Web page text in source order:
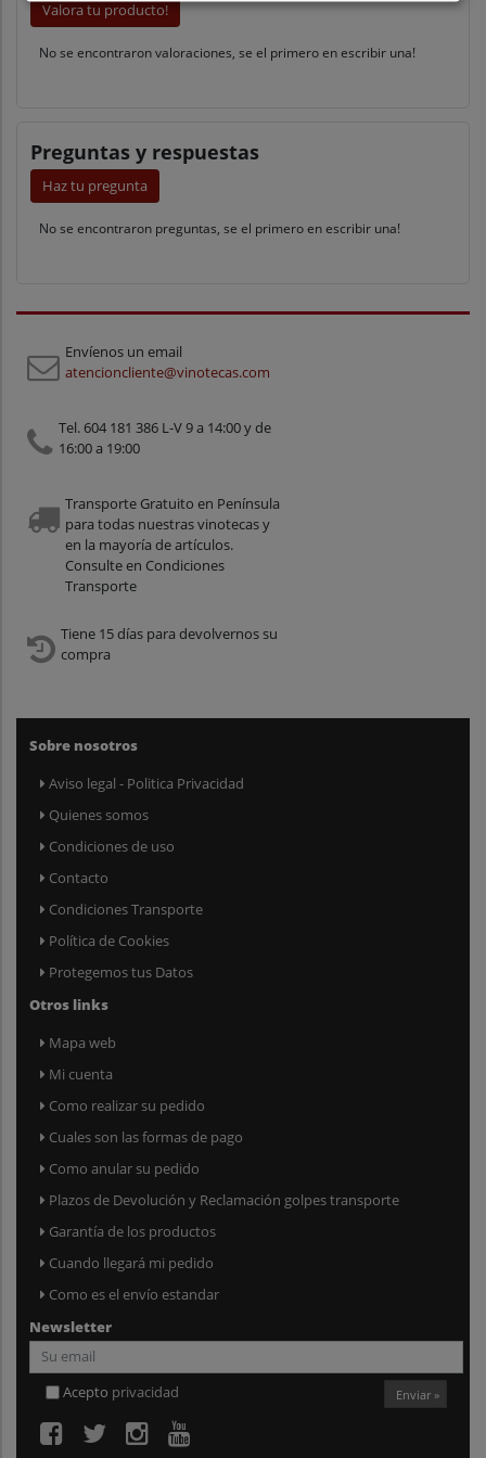
Valora tu producto!
No se encontraron valoraciones, se el primero en escribir una!
Preguntas y respuestas
Haz tu pregunta
No se encontraron preguntas, se el primero en escribir una!
Envíenos un email
atencioncliente@vinotecas.com
Tel. 604 181 386 L-V 9 a 14:00 y de
16:00 a 19:00
Transporte Gratuito en Península
para todas nuestras vinotecas y
en la mayoría de artículos.
Consulte en Condiciones
Transporte
Tiene 15 días para devolvernos su
compra
Sobre nosotros
Aviso legal - Politica Privacidad
Quienes somos
Condiciones de uso
Contacto
Condiciones Transporte
Política de Cookies
Protegemos tus Datos
Otros links
Mapa web
Mi cuenta
Como realizar su pedido
Cuales son las formas de pago
Como anular su pedido
Plazos de Devolución y Reclamación golpes transporte
Garantía de los productos
Cuando llegará mi pedido
Como es el envío estandar
Newsletter
Acepto privacidad Enviar »